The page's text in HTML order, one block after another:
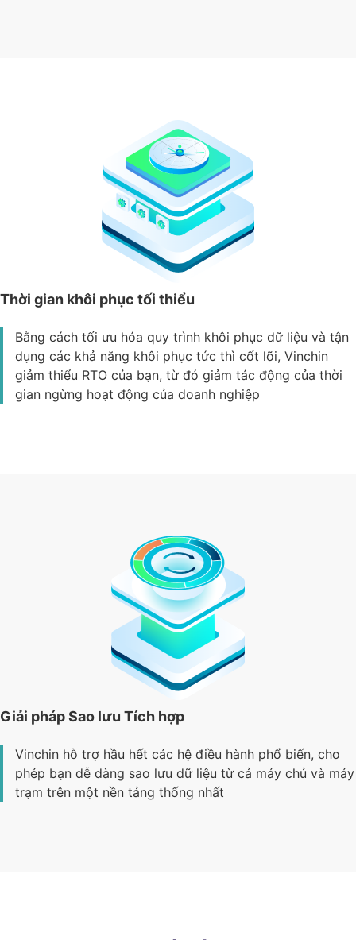
Thời gian khôi phục tối thiểu
Bằng cách tối ưu hóa quy trình khôi phục dữ liệu và tận
dụng các khả năng khôi phục tức thì cốt lõi, Vinchin
giảm thiểu RTO của bạn, từ đó giảm tác động của thời
gian ngừng hoạt động của doanh nghiệp
Giải pháp Sao lưu Tích hợp
Vinchin hỗ trợ hầu hết các hệ điều hành phổ biến, cho
phép bạn dễ dàng sao lưu dữ liệu từ cả máy chủ và máy
trạm trên một nền tảng thống nhất